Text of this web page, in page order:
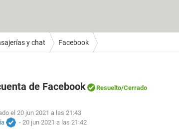
y chat Facebook
de Facebook Resuelto/Cerrado
el 20 jun 2021 a las 21:43
- 20 jun 2021 a las 21:42